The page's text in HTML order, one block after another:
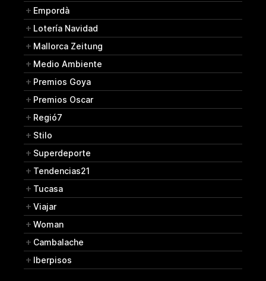
Empordà
Lotería Navidad
Mallorca Zeitung
Medio Ambiente
Premios Goya
Premios Oscar
Regió7
Stilo
Superdeporte
Tendencias21
Tucasa
Viajar
Woman
Cambalache
Iberpisos